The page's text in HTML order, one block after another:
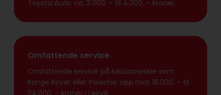
Toyota Auris: ca. 3.000, – til 4.000, – kroner.
Omfattende service
Omfattende service på luksusmerker som
Range Rover eller Porsche: opp mot 18.000, – til
24.000, – kroner i Leirvik.